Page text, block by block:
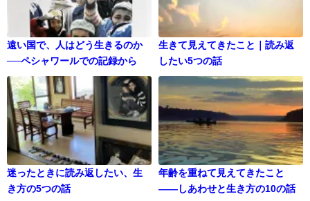
遠い国で、人はどう生きるのか
──ペシャワールでの記録から
生きて見えてきたこと｜読み返
したい5つの話
迷ったときに読み返したい、生
き方の5つの話
年齢を重ねて見えてきたこと
——しあわせと生き方の10の話